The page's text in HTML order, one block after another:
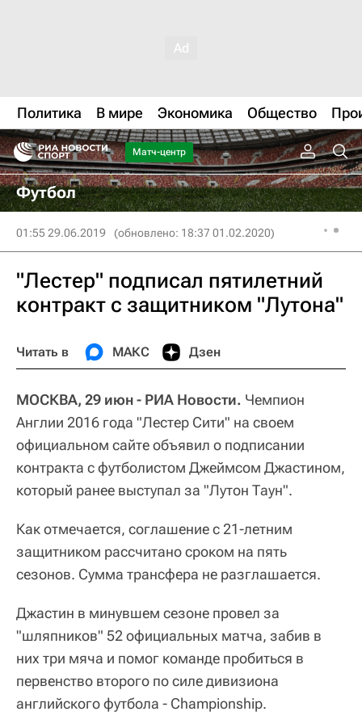
Политика В мире Экономика Общество
Матч-центр
Футбол
01:55 29.06.2019 (обновлено: 18:37 01.02.2020)
"Лестер" подписал пятилетний
контракт с защитником "Лутона"
Читать в МАКС Дзен
МОСКВА, 29 июн - РИА Новости. Чемпион
Англии 2016 года "Лестер Сити" на своем
официальном сайте объявил о подписании
контракта с футболистом Джеймсом Джастином,
который ранее выступал за "Лутон Таун".
Как отмечается, соглашение с 21-летним
защитником рассчитано сроком на пять
сезонов. Сумма трансфера не разглашается.
Джастин в минувшем сезоне провел за
"шляпников" 52 официальных матча, забив в
них три мяча и помог команде пробиться в
первенство второго по силе дивизиона
английского футбола - Championship.